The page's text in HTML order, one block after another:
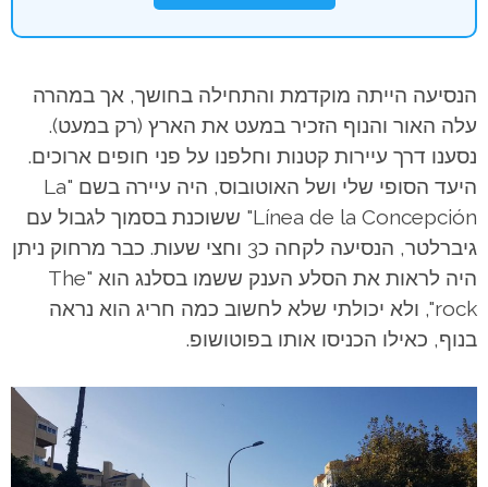
הנסיעה הייתה מוקדמת והתחילה בחושך, אך במהרה
עלה האור והנוף הזכיר במעט את הארץ (רק במעט).
נסענו דרך עיירות קטנות וחלפנו על פני חופים ארוכים.
היעד הסופי שלי ושל האוטובוס, היה עיירה בשם "La
Línea de la Concepción" ששוכנת בסמוך לגבול עם
גיברלטר, הנסיעה לקחה כ3 וחצי שעות. כבר מרחוק ניתן
היה לראות את הסלע הענק ששמו בסלנג הוא "The
rock", ולא יכולתי שלא לחשוב כמה חריג הוא נראה
בנוף, כאילו הכניסו אותו בפוטושופ.